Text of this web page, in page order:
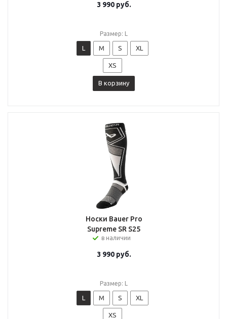
3 990руб.
Размер: L
L M S XL
XS
В корзину
Носки Bauer Pro
Supreme SR S25
в наличии
3 990руб.
Размер: L
L M S XL
XS